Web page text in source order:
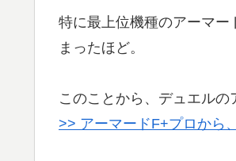
特に最上位機種のアーマー
まったほど。
このことから、デュエルの
>> アーマードF+プロから